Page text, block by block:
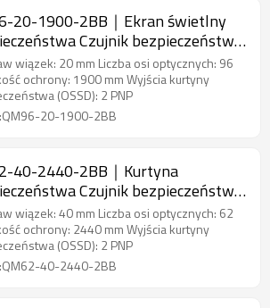
20-1900-2BB｜Ekran świetlny
Czujnik bezpieczeństwa
｜DADISICK
wiązek: 20 mm Liczba osi optycznych: 96
ochrony: 1900 mm Wyjścia kurtyny
(OSSD): 2 PNP
20-1900-2BB
40-2440-2BB｜Kurtyna
Czujnik bezpieczeństwa
｜DADISICK
wiązek: 40 mm Liczba osi optycznych: 62
ochrony: 2440 mm Wyjścia kurtyny
(OSSD): 2 PNP
40-2440-2BB